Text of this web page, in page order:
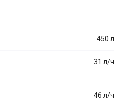
450 л
31 л/ч
46 л/ч